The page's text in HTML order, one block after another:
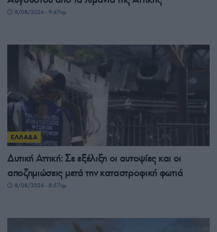
8/08/2026 - 9:47πμ
ΕΛΛΑΔΑ
Δυτική Αττική: Σε εξέλιξη οι αυτοψίες και οι
αποζημιώσεις μετά την καταστροφική φωτιά
8/08/2026 - 8:57πμ